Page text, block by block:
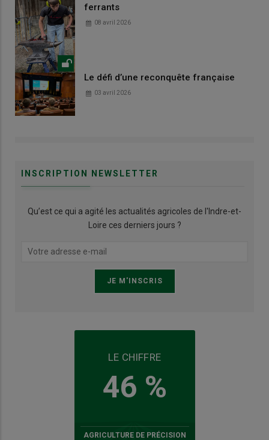
ferrants
08 avril 2026
Le défi d’une reconquête française
03 avril 2026
INSCRIPTION NEWSLETTER
Qu’est ce qui a agité les actualités agricoles de l'Indre-et-
Loire ces derniers jours ?
LE CHIFFRE
46 %
AGRICULTURE DE PRÉCISION